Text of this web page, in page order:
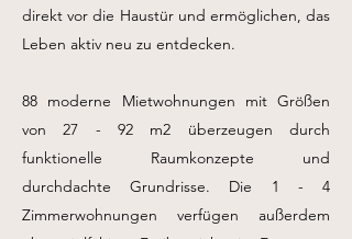
direkt vor die Haustür und ermöglichen, das
Leben aktiv neu zu entdecken.
88 moderne Mietwohnungen mit Größen
von 27 - 92 m2 überzeugen durch
funktionelle Raumkonzepte und
durchdachte Grundrisse. Die 1 - 4
Zimmerwohnungen verfügen außerdem